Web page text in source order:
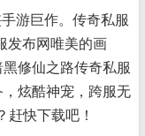
游巨作。传奇私服
发布网唯美的画
修仙之路传奇私服
炫酷神宠，跨服无
赶快下载吧！